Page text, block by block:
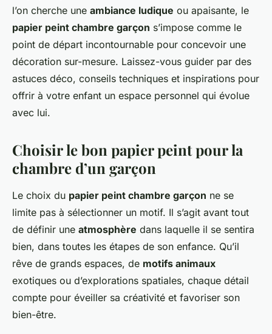
l’on cherche une ambiance ludique ou apaisante, le
papier peint chambre garçon s’impose comme le
point de départ incontournable pour concevoir une
décoration sur-mesure. Laissez-vous guider par des
astuces déco, conseils techniques et inspirations pour
offrir à votre enfant un espace personnel qui évolue
avec lui.
Choisir le bon papier peint pour la
chambre d’un garçon
Le choix du papier peint chambre garçon ne se
limite pas à sélectionner un motif. Il s’agit avant tout
de définir une atmosphère dans laquelle il se sentira
bien, dans toutes les étapes de son enfance. Qu’il
rêve de grands espaces, de motifs animaux
exotiques ou d’explorations spatiales, chaque détail
compte pour éveiller sa créativité et favoriser son
bien-être.